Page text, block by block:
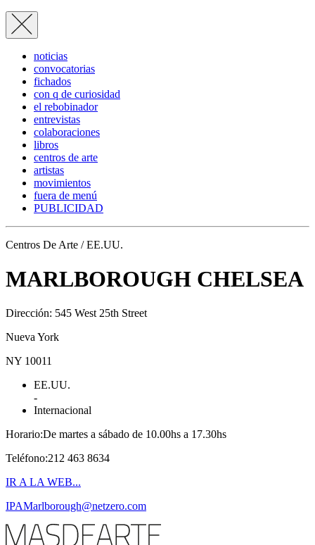
noticias
convocatorias
fichados
con q de curiosidad
el rebobinador
entrevistas
colaboraciones
libros
centros de arte
artistas
movimientos
fuera de menú
PUBLICIDAD
Centros De Arte / EE.UU.
MARLBOROUGH CHELSEA
Dirección: 545 West 25th Street
Nueva York
NY 10011
EE.UU.
-
Internacional
Horario:De martes a sábado de 10.00hs a 17.30hs
Teléfono:212 463 8634
IR A LA WEB...
IPAMarlborough@netzero.com